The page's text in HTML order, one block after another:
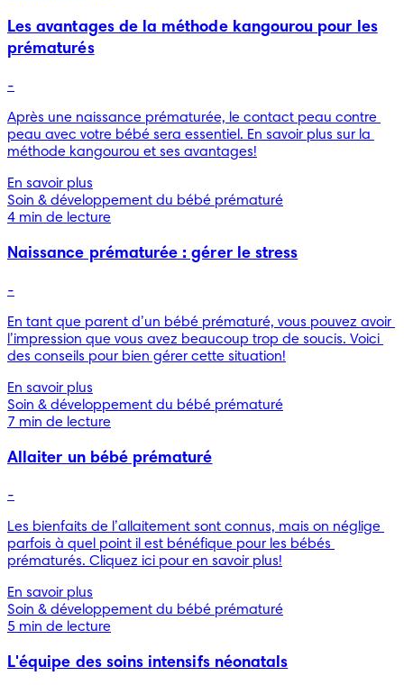
Les avantages de la méthode kangourou pour les
prématurés
-
Après une naissance prématurée, le contact peau contre
peau avec votre bébé sera essentiel. En savoir plus sur la
méthode kangourou et ses avantages!
En savoir plus
Soin & développement du bébé prématuré
4 min de lecture
Naissance prématurée : gérer le stress
-
En tant que parent d’un bébé prématuré, vous pouvez avoir
l’impression que vous avez beaucoup trop de soucis. Voici
des conseils pour bien gérer cette situation!
En savoir plus
Soin & développement du bébé prématuré
7 min de lecture
Allaiter un bébé prématuré
-
Les bienfaits de l’allaitement sont connus, mais on néglige
parfois à quel point il est bénéfique pour les bébés
prématurés. Cliquez ici pour en savoir plus!
En savoir plus
Soin & développement du bébé prématuré
5 min de lecture
L'équipe des soins intensifs néonatals